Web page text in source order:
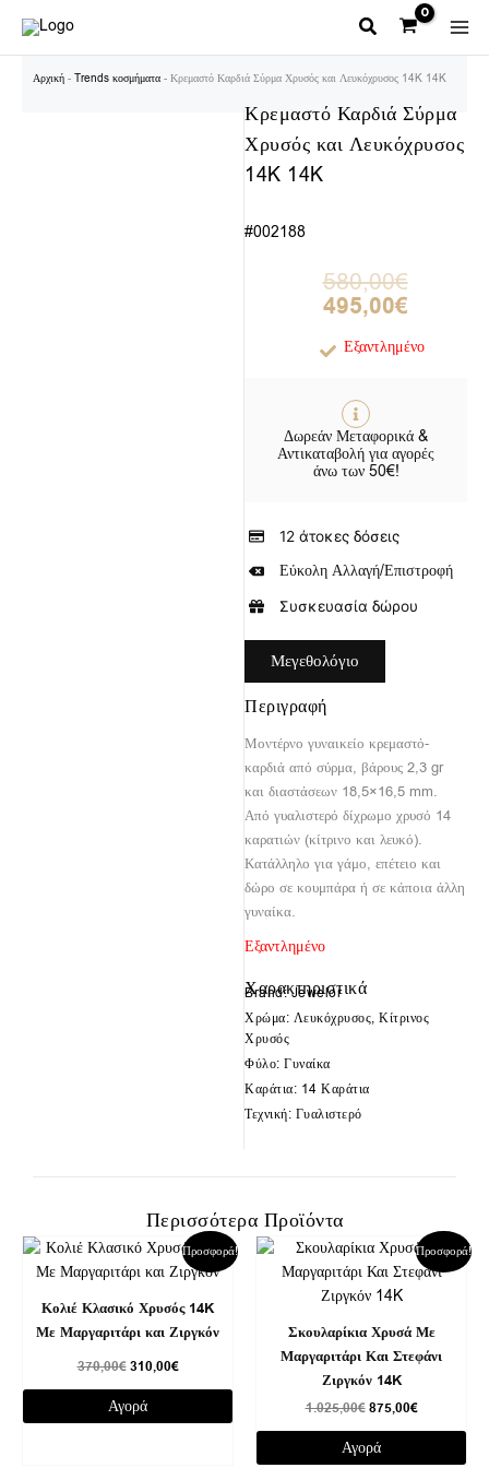
περιεχόμενο
Αρχική - Trends κοσμήματα - Κρεμαστό Καρδιά Σύρμα Χρυσός και Λευκόχρυσος 14K 14K
Κρεμαστό Καρδιά Σύρμα
Χρυσός και Λευκόχρυσος
14K 14K
#002188
580,00€
Original
price
was:
580,00€.
495,00€
Η
τρέχουσα
τιμή
είναι:
495,00€.
Εξαντλημένο
Δωρεάν Μεταφορικά &
Αντικαταβολή για αγορές
άνω των 50€!
12 άτοκες δόσεις
Εύκολη Αλλαγή/Επιστροφή
Συσκευασία δώρου
Μεγεθολόγιο
Περιγραφή
Μοντέρνο γυναικείο κρεμαστό-
καρδιά από σύρμα, βάρους 2,3 gr
και διαστάσεων 18,5×16,5 mm.
Από γυαλιστερό δίχρωμο χρυσό 14
καρατιών (κίτρινο και λευκό).
Κατάλληλο για γάμο, επέτειο και
δώρο σε κουμπάρα ή σε κάποια άλλη
γυναίκα.
Εξαντλημένο
Χαρακτηριστικά
Brand: Jewelor
Χρώμα: Λευκόχρυσος, Κίτρινος
Χρυσός
Φύλο: Γυναίκα
Καράτια: 14 Καράτια
Τεχνική: Γυαλιστερό
Περισσότερα Προϊόντα
Προσφορά!
Κολιέ Κλασικό Χρυσός 14K
Με Μαργαριτάρι και Ζιργκόν
370,00€
Original
price
was:
310,00€
Η
τρέχουσα
τιμή
310,00€.
Αγορά
Προσφορά!
Σκουλαρίκια Χρυσά Με
Μαργαριτάρι Και Στεφάνι
Ζιργκόν 14K
1.025,00€
Original
price
was:
1.025,00€.
875,00€
Η
τρέχουσα
τιμή
Αγορά